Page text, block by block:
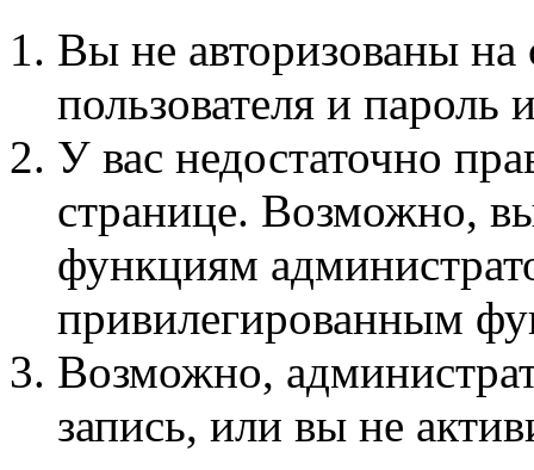
Вы не авторизованы на
пользователя и пароль
У вас недостаточно
странице. Возможно,
функциям
привилегированным
Возможно,
запись, или вы не